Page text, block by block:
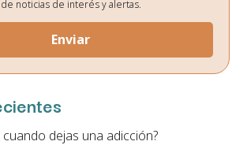
los derechos de acceso, rectificación, supresión,
y retirada de consentimiento de sus datos personales
electrónico. En la política de privacidad de la página
información.
noticias de interés y alertas.
dejas una adicción?